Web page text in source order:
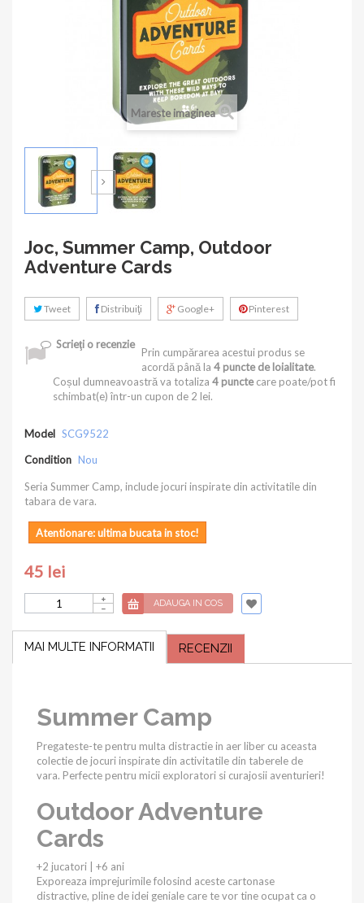
Mareste imaginea
Joc, Summer Camp, Outdoor
Adventure Cards
Tweet Distribuiţi Google+ Pinterest
Scrieţi o recenzie
Prin cumpărarea acestui produs se
acordă până la 4 puncte de loialitate.
Coșul dumneavoastră va totaliza 4 punctecare poate/pot fi
schimbat(e) într-un cupon de 2 lei.
Model SCG9522
Condition Nou
Seria Summer Camp, include jocuri inspirate din activitatile din
tabara de vara.
Atentionare: ultima bucata in stoc!
45 lei
ADAUGA IN COS
MAI MULTE INFORMATII RECENZII
Summer Camp
Pregateste-te pentru multa distractie in aer liber cu aceasta
colectie de jocuri inspirate din activitatile din taberele de
vara. Perfecte pentru micii exploratori si curajosii aventurieri!
Outdoor Adventure
Cards
+2 jucatori | +6 ani
Exporeaza imprejurimile folosind aceste cartonase
distractive, pline de idei geniale care te vor tine ocupat ca o